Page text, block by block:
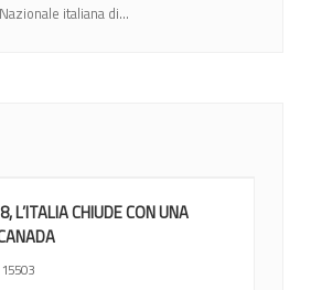
italiana di...
L’ITALIA CHIUDE CON UNA
15503